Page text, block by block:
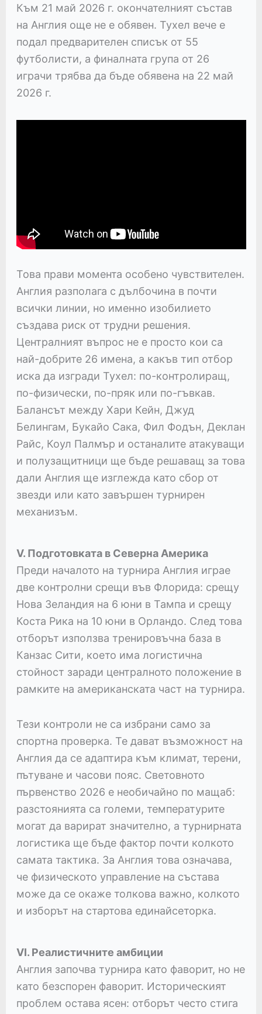
Към 21 май 2026 г. окончателният състав
на Англия още не е обявен. Тухел вече е
подал предварителен списък от 55
футболисти, а финалната група от 26
играчи трябва да бъде обявена на 22 май
2026 г.
Това прави момента особено чувствителен.
Англия разполага с дълбочина в почти
всички линии, но именно изобилието
създава риск от трудни решения.
Централният въпрос не е просто кои са
най-добрите 26 имена, а какъв тип отбор
иска да изгради Тухел: по-контролиращ,
по-физически, по-пряк или по-гъвкав.
Балансът между Хари Кейн, Джуд
Белингам, Букайо Сака, Фил Фодън, Деклан
Райс, Коул Палмър и останалите атакуващи
и полузащитници ще бъде решаващ за това
дали Англия ще изглежда като сбор от
звезди или като завършен турнирен
механизъм.
V. Подготовката в Северна Америка
Преди началото на турнира Англия играе
две контролни срещи във Флорида: срещу
Нова Зеландия на 6 юни в Тампа и срещу
Коста Рика на 10 юни в Орландо. След това
отборът използва тренировъчна база в
Канзас Сити, което има логистична
стойност заради централното положение в
рамките на американската част на турнира.
Тези контроли не са избрани само за
спортна проверка. Те дават възможност на
Англия да се адаптира към климат, терени,
пътуване и часови пояс. Световното
първенство 2026 е необичайно по мащаб:
разстоянията са големи, температурите
могат да варират значително, а турнирната
логистика ще бъде фактор почти колкото
самата тактика. За Англия това означава,
че физическото управление на състава
може да се окаже толкова важно, колкото
и изборът на стартова единайсеторка.
VI. Реалистичните амбиции
Англия започва турнира като фаворит, но не
като безспорен фаворит. Историческият
проблем остава ясен: отборът често стига